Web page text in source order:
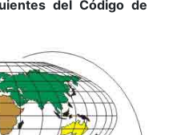
del Código de